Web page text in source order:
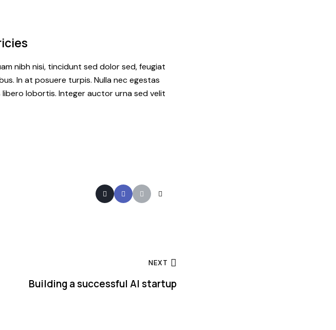
nibh nisi, tincidunt sed dolor sed, feugiat
In at posuere turpis. Nulla nec egestas
lobortis. Integer auctor urna sed velit
NEXT
Building a successful AI startup